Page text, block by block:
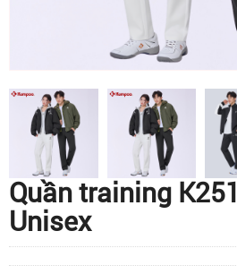
Quần training
Unisex